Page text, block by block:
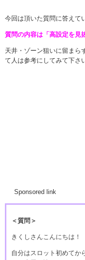
今回は頂いた質問に答えて
質問の内容は「高設定を見
天井・ゾーン狙いに留まら
て人は参考にしてみて下さ
Sponsored link
＜質問＞
きくしさんこんにちは！
自分はスロット初めてか